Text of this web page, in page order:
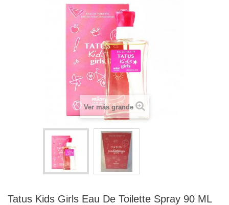
Ver más grande
Tatus Kids Girls Eau De Toilette Spray 90 ML